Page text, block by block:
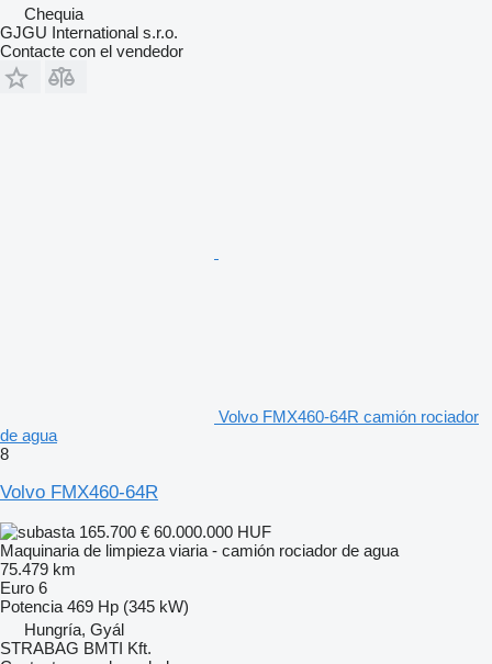
Chequia
GJGU International s.r.o.
Contacte con el vendedor
Volvo FMX460-64R camión rociador
de agua
8
Volvo FMX460-64R
165.700 € 60.000.000 HUF
Maquinaria de limpieza viaria - camión rociador de agua
75.479 km
Euro 6
Potencia 469 Hp (345 kW)
Hungría, Gyál
STRABAG BMTI Kft.